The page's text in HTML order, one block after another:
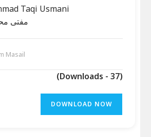
Taqi Usmani
مفتی
Masail
(Downloads - 37)
DOWNLOAD NOW